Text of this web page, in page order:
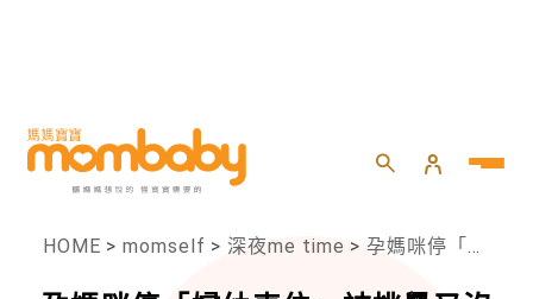
HOME > momself > 深夜me time > 孕媽咪停「婦幼車位」被挑釁又沒懷孕，媽媽苦笑：看不出孕肚錯了嗎？